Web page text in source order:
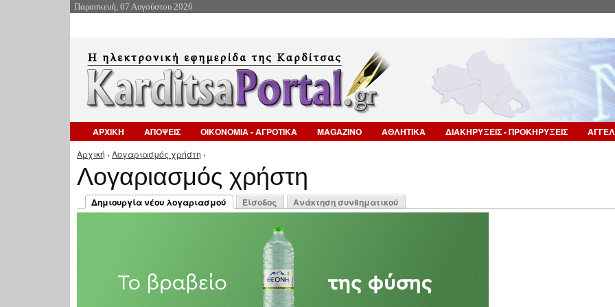
Παρασκευή, 07 Αυγούστου 2026
ΑΡΧΙΚΗ ΑΠΟΨΕΙΣ ΟΙΚΟΝΟΜΙΑ - ΑΓΡΟΤΙΚΑ MAGAZINO ΑΘΛΗΤΙΚΑ ΔΙΑΚΗΡΥΞΕΙΣ - ΠΡΟΚΗΡΥΞΕΙΣ
Είστε εδώ
Αρχική › Λογαριασμός χρήστη ›
Λογαριασμός χρήστη
Πρωτεύουσες καρτέλες
Δημιουργία νέου λογαριασμού
(ενεργή καρτέλα)
Είσοδος Ανάκτηση συνθηματικού